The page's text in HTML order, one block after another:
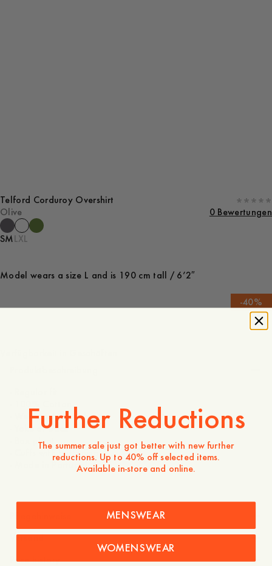
Telford Corduroy Overshirt
Olive
0 Bewertungen
SMLXL
Model wears a size L and is 190 cm tall / 6’2″
-40%
96 EUR
- Welt pocket at chest
- Yoke at back
- Box pleat
- Cuffs with buttoning
- Made in Portugal
Versand
Price history
Further Reductions
The summer sale just got better with new further
reductions. Up to 40% off selected items.
Available in-store and online.
MENSWEAR
WOMENSWEAR